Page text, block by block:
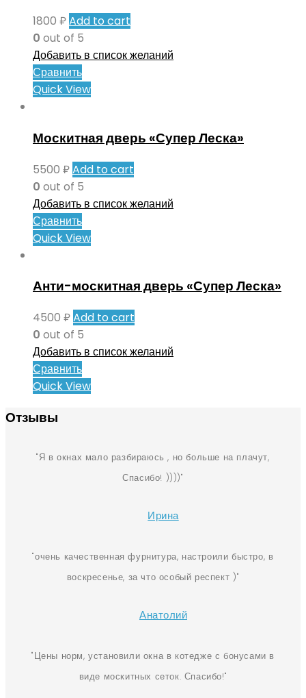
1800 ₽Add to cart
0 out of 5
Добавить в список желаний
Сравнить
Quick View
Москитная дверь «Супер Леска»
5500 ₽Add to cart
0 out of 5
Добавить в список желаний
Сравнить
Quick View
Анти-москитная дверь «Супер Леска»
4500 ₽Add to cart
0 out of 5
Добавить в список желаний
Сравнить
Quick View
Отзывы
Я в окнах мало разбираюсь , но больше на плачут,
Спасибо! ))))
Ирина
очень качественная фурнитура, настроили быстро, в
воскресенье, за что особый респект )
Анатолий
Цены норм, установили окна в котедже с бонусами в
виде москитных сеток. Спасибо!